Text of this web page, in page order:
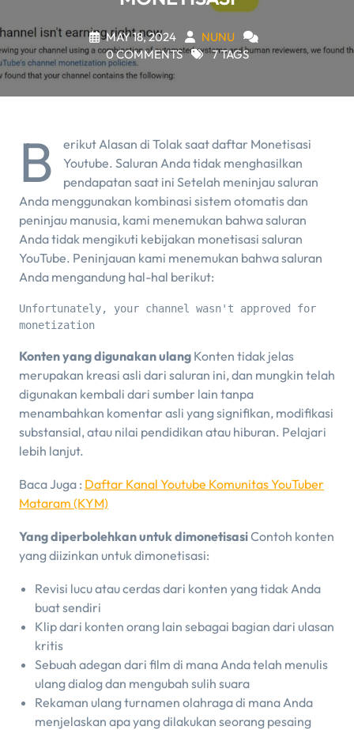
MAY 18, 2024
NUNU
0 COMMENTS
7 TAGS
B
erikut Alasan di Tolak saat daftar Monetisasi
Youtube. Saluran Anda tidak menghasilkan
pendapatan saat ini Setelah meninjau saluran
Anda menggunakan kombinasi sistem otomatis dan
peninjau manusia, kami menemukan bahwa saluran
Anda tidak mengikuti kebijakan monetisasi saluran
YouTube. Peninjauan kami menemukan bahwa saluran
Anda mengandung hal-hal berikut:
Unfortunately, your channel wasn't approved for
monetization
Konten yang digunakan ulang Konten tidak jelas
merupakan kreasi asli dari saluran ini, dan mungkin telah
digunakan kembali dari sumber lain tanpa
menambahkan komentar asli yang signifikan, modifikasi
substansial, atau nilai pendidikan atau hiburan. Pelajari
lebih lanjut.
Baca Juga : Daftar Kanal Youtube Komunitas YouTuber
Mataram (KYM)
Yang diperbolehkan untuk dimonetisasiContoh konten
yang diizinkan untuk dimonetisasi:
Revisi lucu atau cerdas dari konten yang tidak Anda
buat sendiri
Klip dari konten orang lain sebagai bagian dari ulasan
kritis
Sebuah adegan dari film di mana Anda telah menulis
ulang dialog dan mengubah sulih suara
Rekaman ulang turnamen olahraga di mana Anda
menjelaskan apa yang dilakukan seorang pesaing